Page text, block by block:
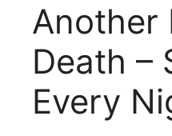
Another
Death –
Every